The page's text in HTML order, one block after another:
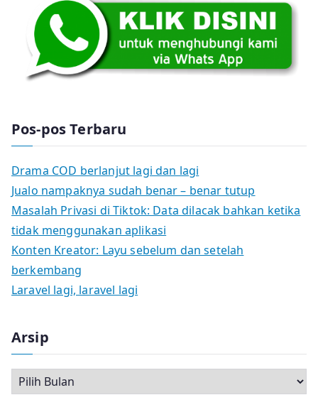
Pos-pos Terbaru
Drama COD berlanjut lagi dan lagi
Jualo nampaknya sudah benar – benar tutup
Masalah Privasi di Tiktok: Data dilacak bahkan ketika
tidak menggunakan aplikasi
Konten Kreator: Layu sebelum dan setelah
berkembang
Laravel lagi, laravel lagi
Arsip
r